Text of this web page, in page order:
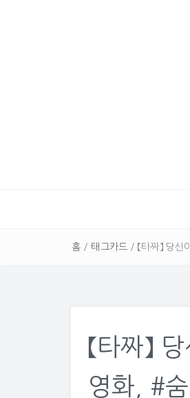
홈 / 태그카드 / 【타짜】 당
【타짜】
영화, #